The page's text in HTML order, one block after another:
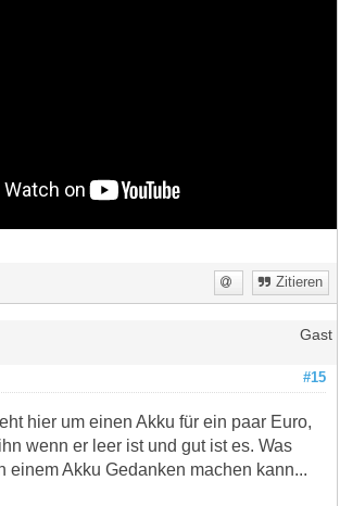
Zitieren
Gast
#15
hier um einen Akku für ein paar Euro,
wenn er leer ist und gut ist es. Was
einem Akku Gedanken machen kann...